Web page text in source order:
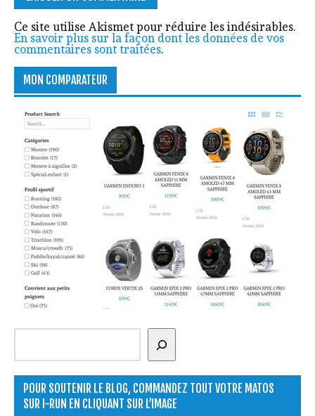
Ce site utilise Akismet pour réduire les indésirables.
En savoir plus sur la façon dont les données de vos
commentaires sont traitées.
MON COMPARATEUR
Rechercher
POUR SOUTENIR LE BLOG, COMMANDEZ TOUT VOTRE MATOS
SUR I-RUN EN CLIQUANT SUR L’IMAGE